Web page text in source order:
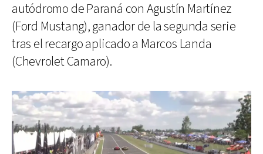
autódromo de Paraná con Agustín Martínez
(Ford Mustang), ganador de la segunda serie
tras el recargo aplicado a Marcos Landa
(Chevrolet Camaro).